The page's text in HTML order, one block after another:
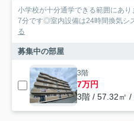
小学校が十分通学できる範囲にあ
7分です◎室内設備は24時間換気シ
る
募集中の部屋
3階
7万円
3階 / 57.32㎡ /